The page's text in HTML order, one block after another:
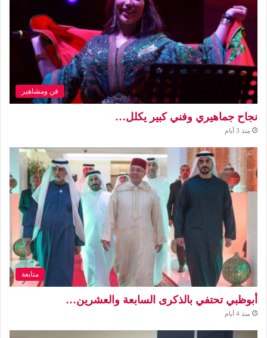
فن ومشاهير
نجاح جماهيري وفني كبير يكلل…
منذ 3 أيام
متابعة
أبوظبي تحتفي بالذكرى السابعة والعشرين…
منذ 4 أيام